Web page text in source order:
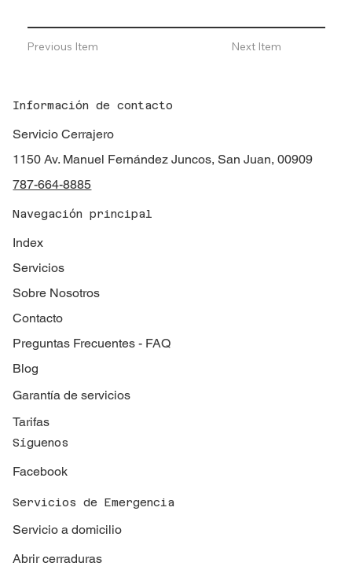
Previous Item Next Item
Información de contacto
Servicio Cerrajero
1150 Av. Manuel Fernández Juncos, San Juan, 00909
787-664-8885
Navegación principal
Index
Servicios
Sobre Nosotros
Contacto
Preguntas Frecuentes - FAQ
Blog
Garantía de servicios
Tarifas
Síguenos
Facebook
Servicios de Emergencia
Servicio a domicilio
Abrir cerraduras